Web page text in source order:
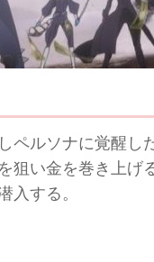
ペルソナに覚醒
狙い金を巻き上げ
入する。